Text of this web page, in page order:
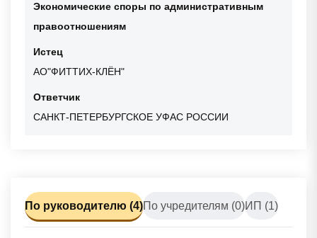
Экономические споры по административным
правоотношениям
Истец
АО"ФИТТИХ-КЛЁН"
Ответчик
САНКТ-ПЕТЕРБУРГСКОЕ УФАС РОССИИ
По руководителю (4)По учредителям (0)ИП (1)